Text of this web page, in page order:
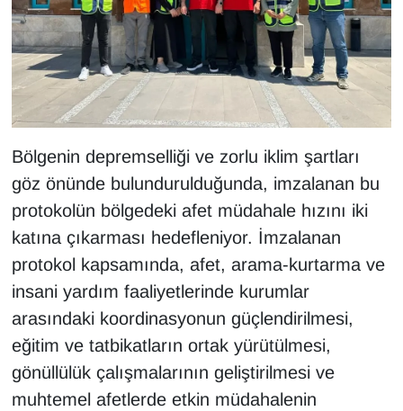
Bölgenin depremselliği ve zorlu iklim şartları
göz önünde bulundurulduğunda, imzalanan bu
protokolün bölgedeki afet müdahale hızını iki
katına çıkarması hedefleniyor. İmzalanan
protokol kapsamında, afet, arama-kurtarma ve
insani yardım faaliyetlerinde kurumlar
arasındaki koordinasyonun güçlendirilmesi,
eğitim ve tatbikatların ortak yürütülmesi,
gönüllülük çalışmalarının geliştirilmesi ve
muhtemel afetlerde etkin müdahalenin
RÖPORTAJ
SAĞLIK
Seri İlan
Sinema - TV
SİYASET
SPOR
TEBRİK
TEKNOLOJİ
Turizm